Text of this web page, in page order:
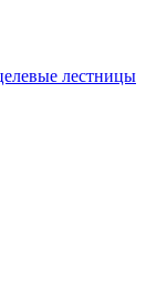
лестницы